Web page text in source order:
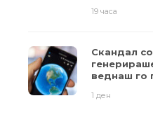
19 часа
Скандал
веднаш го
1 ден